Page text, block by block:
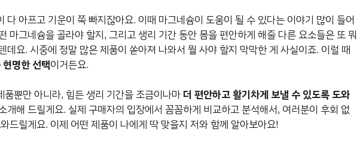
다 아프고 기운이 쭉 빠지잖아요. 이때 마그네슘이 도움이 될 수 있다는 이야기 많이 들어
마그네슘을 골라야 할지, 그리고 생리 기간 동안 몸을 편안하게 해줄 다른 요소들은 또 뭐
데요. 시중에 정말 많은 제품이 쏟아져 나와서 뭘 사야 할지 막막한 게 사실이죠. 이럴 때
명한 선택이거든요.
품뿐만 아니라, 힘든 생리 기간을 조금이나마 더 편안하고 활기차게 보낼 수 있도록 도와
개해 드릴게요. 실제 구매자의 입장에서 꼼꼼하게 비교하고 분석해서, 여러분이 후회 없
드릴게요. 이제 어떤 제품이 나에게 딱 맞을지 저와 함께 알아보아요!